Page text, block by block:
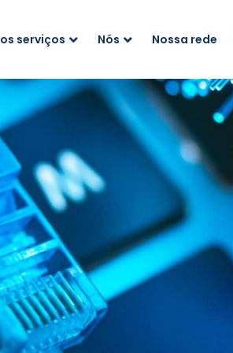
serviços Nós Nossa rede